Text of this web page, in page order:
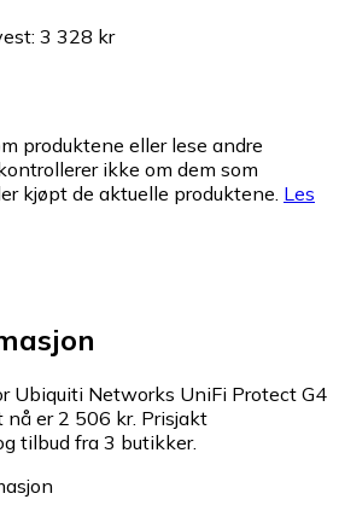
: 3 328 kr
produktene eller lese andre
ikke om dem som
kjøpt de aktuelle produktene. Les
Ubiquiti Networks UniFi Protect G4
nå er 2 506 kr. Prisjakt
tilbud fra 3 butikker.